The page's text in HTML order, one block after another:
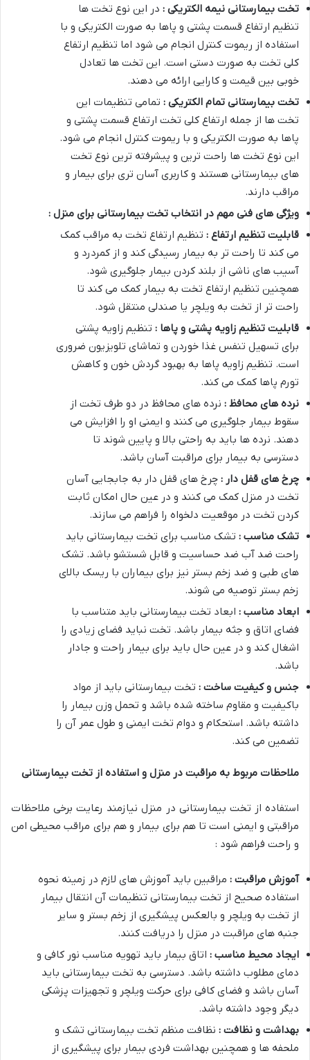
تخت بیمارستانی نیمه الکتریکی : در این نوع تخت ها
تنظیم ارتفاع قسمت پشتی و پاها به صورت الکتریکی و با
استفاده از ریموت کنترل انجام می شود اما تنظیم ارتفاع
کلی تخت به صورت دستی است. این تخت ها تعادل
خوبی بین قیمت و کارایی ارائه می دهند.
تخت بیمارستانی تمام الکتریکی : تمامی تنظیمات این
تخت ها از جمله ارتفاع کلی تخت ارتفاع قسمت پشتی و
پاها به صورت الکتریکی و با ریموت کنترل انجام می شود.
این نوع تخت ها راحت ترین و پیشرفته ترین نوع تخت
های بیمارستانی هستند و کاربری آسان تری برای بیمار و
مراقب دارند.
ویژگی های فنی مهم در انتخاب تخت بیمارستانی برای منزل :
قابلیت تنظیم ارتفاع : تنظیم ارتفاع تخت به مراقب کمک
می کند تا راحت تر به بیمار رسیدگی کند و از کمردرد و
آسیب های ناشی از بلند کردن بیمار جلوگیری شود.
همچنین تنظیم ارتفاع تخت به بیمار کمک می کند تا
راحت تر از تخت به ویلچر یا صندلی منتقل شود.
قابلیت تنظیم زاویه پشتی و پاها : تنظیم زاویه پشتی
برای تسهیل تنفس غذا خوردن و تماشای تلویزیون ضروری
است. تنظیم زاویه پاها به بهبود گردش خون و کاهش
تورم پاها کمک می کند.
نرده های محافظ : نرده های محافظ در دو طرف تخت از
سقوط بیمار جلوگیری می کنند و ایمنی او را افزایش می
دهند. نرده ها باید به راحتی بالا و پایین شوند تا
دسترسی به بیمار برای مراقبت آسان باشد.
چرخ های قفل دار : چرخ های قفل دار به جابجایی آسان
تخت در منزل کمک می کنند و در عین حال امکان ثابت
کردن تخت در موقعیت دلخواه را فراهم می سازند.
تشک مناسب : تشک مناسب برای تخت بیمارستانی باید
راحت ضد آب ضد حساسیت و قابل شستشو باشد. تشک
های طبی و ضد زخم بستر نیز برای بیماران با ریسک بالای
زخم بستر توصیه می شوند.
ابعاد مناسب : ابعاد تخت بیمارستانی باید متناسب با
فضای اتاق و جثه بیمار باشد. تخت نباید فضای زیادی را
اشغال کند و در عین حال باید برای بیمار راحت و جادار
باشد.
جنس و کیفیت ساخت : تخت بیمارستانی باید از مواد
باکیفیت و مقاوم ساخته شده باشد و تحمل وزن بیمار را
داشته باشد. استحکام و دوام تخت ایمنی و طول عمر آن را
تضمین می کند.
ملاحظات مربوط به مراقبت در منزل و استفاده از تخت بیمارستانی
استفاده از تخت بیمارستانی در منزل نیازمند رعایت برخی ملاحظات
مراقبتی و ایمنی است تا هم برای بیمار و هم برای مراقب محیطی امن
و راحت فراهم شود :
آموزش مراقبت : مراقبین باید آموزش های لازم در زمینه نحوه
استفاده صحیح از تخت بیمارستانی تنظیمات آن انتقال بیمار
از تخت به ویلچر و بالعکس پیشگیری از زخم بستر و سایر
جنبه های مراقبت در منزل را دریافت کنند.
ایجاد محیط مناسب : اتاق بیمار باید تهویه مناسب نور کافی و
دمای مطلوب داشته باشد. دسترسی به تخت بیمارستانی باید
آسان باشد و فضای کافی برای حرکت ویلچر و تجهیزات پزشکی
دیگر وجود داشته باشد.
بهداشت و نظافت : نظافت منظم تخت بیمارستانی تشک و
ملحفه ها و همچنین بهداشت فردی بیمار برای پیشگیری از